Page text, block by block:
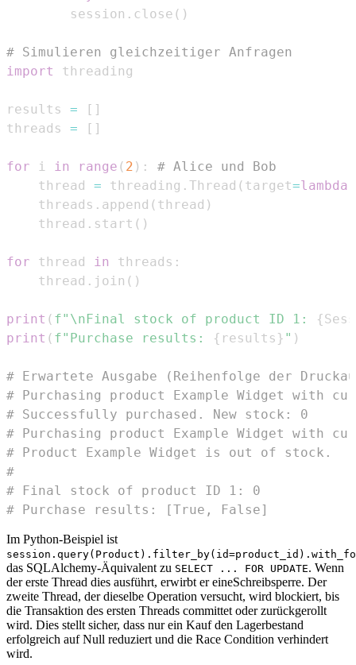
        session
. close ( )
# Simulieren gleichzeitiger Anfragen
import
results = [ ]
threads = [ ]
for i in range ( 2 ) :
# Alice und Bob
    thread
= threading . Thread ( target=lambda
    threads
. append ( thread )
    thread
. start ( )
for thread in threads :
    thread
. join ( )
print ( f"\nFinal stock of product ID 1: {
print ( f"Purchase results: { results } " )
# Erwartete Ausgabe (Reihenfolge der
# Purchasing product Example Widget with
# Successfully purchased. New stock: 0
# Purchasing product Example Widget with
# Product Example Widget is out of stock.
#
# Final stock of product ID 1: 0
# Purchase results: [True, False]
Im Python-Beispiel ist
das SQLAlchemy-Äquivalent zu SELECT ... FOR UPDATE. Wenn
der erste Thread dies ausführt, erwirbt er eineSchreibsperre. Der
zweite Thread, der dieselbe Operation versucht, wird blockiert, bis
die Transaktion des ersten Threads committet oder zurückgerollt
wird. Dies stellt sicher, dass nur ein Kauf den Lagerbestand
erfolgreich auf Null reduziert und die Race Condition verhindert
wird.